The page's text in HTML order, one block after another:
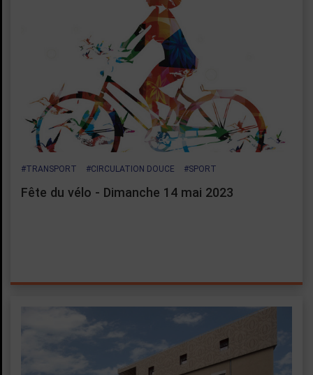
#TRANSPORT #CIRCULATION DOUCE #SPORT
Fête du vélo - Dimanche 14 mai 2023